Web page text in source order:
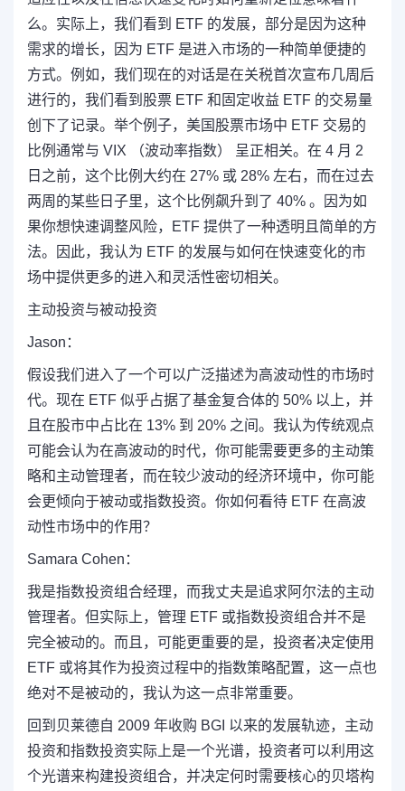
么。实际上，我们看到 ETF 的发展，部分是因为这种
需求的增长，因为 ETF 是进入市场的一种简单便捷的
方式。例如，我们现在的对话是在关税首次宣布几周后
进行的，我们看到股票 ETF 和固定收益 ETF 的交易量
创下了记录。举个例子，美国股票市场中 ETF 交易的
比例通常与 VIX （波动率指数） 呈正相关。在 4 月 2
日之前，这个比例大约在 27% 或 28% 左右，而在过去
两周的某些日子里，这个比例飙升到了 40% 。因为如
果你想快速调整风险，ETF 提供了一种透明且简单的方
法。因此，我认为 ETF 的发展与如何在快速变化的市
场中提供更多的进入和灵活性密切相关。
主动投资与被动投资
Jason：
假设我们进入了一个可以广泛描述为高波动性的市场时
代。现在 ETF 似乎占据了基金复合体的 50% 以上，并
且在股市中占比在 13% 到 20% 之间。我认为传统观点
可能会认为在高波动的时代，你可能需要更多的主动策
略和主动管理者，而在较少波动的经济环境中，你可能
会更倾向于被动或指数投资。你如何看待 ETF 在高波
动性市场中的作用？
Samara Cohen：
我是指数投资组合经理，而我丈夫是追求阿尔法的主动
管理者。但实际上，管理 ETF 或指数投资组合并不是
完全被动的。而且，可能更重要的是，投资者决定使用
ETF 或将其作为投资过程中的指数策略配置，这一点也
绝对不是被动的，我认为这一点非常重要。
回到贝莱德自 2009 年收购 BGI 以来的发展轨迹，主动
投资和指数投资实际上是一个光谱，投资者可以利用这
个光谱来构建投资组合，并决定何时需要核心的贝塔构